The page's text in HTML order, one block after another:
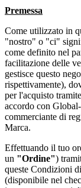
Premessa
Come utilizzato in
"nostro" o "ci"
come definito nel
facilitazione delle
gestisce questo
rispettivamente),
per l'acquisto
accordo con
commerciante di
Marca.
Effettuando il tuo
un "Ordine")
queste Condizioni
(disponibile nel